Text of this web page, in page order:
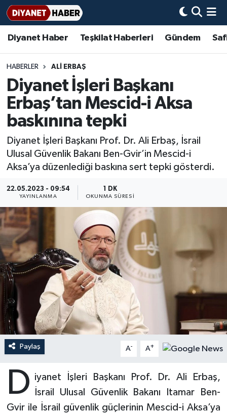
Diyanet Haber Teşkilat Haberleri Gündem
HABERLER ALİ ERBAŞ
Diyanet İşleri Başkanı
Erbaş’tan Mescid-i Aksa
baskınına tepki
Diyanet İşleri Başkanı Prof. Dr. Ali Erbaş, İsrail
Ulusal Güvenlik Bakanı Ben-Gvir’in Mescid-i
Aksa’ya düzenlediği baskına sert tepki gösterdi.
22.05.2023 - 09:54
YAYINLANMA
1 DK
OKUNMA SÜRESI
Paylaş A- A+
D iyanet İşleri Başkanı Prof. Dr. Ali Erbaş,
İsrail Ulusal Güvenlik Bakanı Itamar Ben-
Gvir ile İsrail güvenlik güçlerinin Mescid-i Aksa’ya
Diyanet Haber
Teşkilat Haberleri
Adana Müftülüğü
Adıyaman Müftülüğü
Afyonkarahisar Müftülüğü
Ağrı Müftülüğü
Aksaray Müftülüğü
Amasya Müftülüğü
Ankara Müftülüğü
Antalya Müftülüğü
Ardahan Müftülüğü
Artvin Müftülüğü
Aydın Müftülüğü
Balıkesir Müftülüğü
Bartın Müftülüğü
Batman Müftülüğü
Bayburt Müftülüğü
Gündem
#Keşfet
Bir Ayet
Bir Hikaye
Biyografiler
Dini kavramlar
Diyanet Bilgi
Diyanet Takvimi
Dualar
Hadislerle İslam
Kudüs
Kurban
Mukabele
Peygamberimizin Hayatı
Ramazan
Sahabeler
Zekat
Basında Bugün
DİYANET eKİTAP
Diyanet Dergi
Aile Dergisi
Aylık Dergi
TDV
Hutbeler
DİYANET AKADEMİ
DİYANET GENÇLİK
DİYANET RADYO/TV
DEPREM
Dünya
Eğitim
İmam Hatip Okulları
Başmakale
Hadis-i Şerifler
Hayat Okumaları
Nöbetçi Eczaneler
Hava Durumu
Ankara Namaz Vakitleri
Trafik Durumu
Süper Lig Puan Durumu ve Fikstür
Tüm Manşetler
Son Dakika Haberleri
Haber Arşivi